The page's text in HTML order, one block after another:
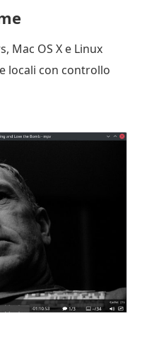
Mac OS X e Linux
locali con controllo